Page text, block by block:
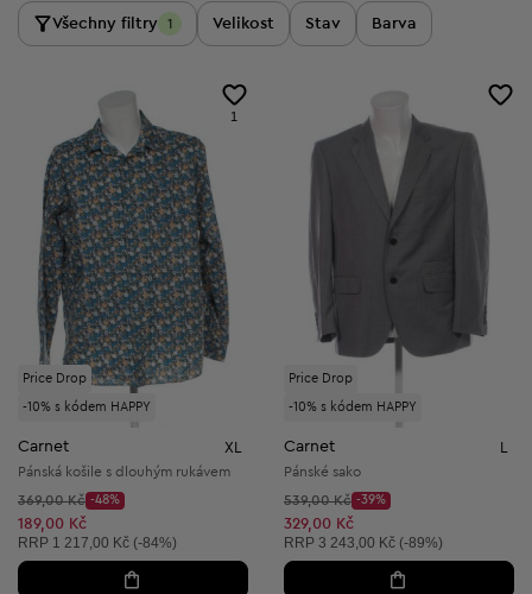
Všechny filtry 1 Velikost Stav Barva
Price Drop
-10% s kódem HAPPY
1
Carnet XL
Pánská košile s dlouhým rukávem
Původní cena:
369,00 Kč
Discount Price:
-48%
Snížená cena:
189,00 Kč
Doporučená cena:
RRP 1 217,00 Kč (-84%)
Price Drop
-10% s kódem HAPPY
Carnet
Pánské sako
Původní cena:
539,00 Kč
Discount Price:
-39%
Snížená cena:
329,00 Kč
Doporučená cena:
RRP 3 243,00 Kč (-89%)